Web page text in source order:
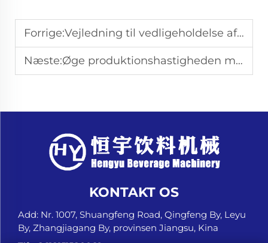
Forrige:Vejledning til vedligeholdelse af dåseforseglingsmaskine
Næste:Øge produktionshastigheden med moderne dåseforseglingsmaskiner
KONTAKT OS
Add: Nr. 1007, Shuangfeng Road, Qingfeng By, Leyu
By, Zhangjiagang By, provinsen Jiangsu, Kina